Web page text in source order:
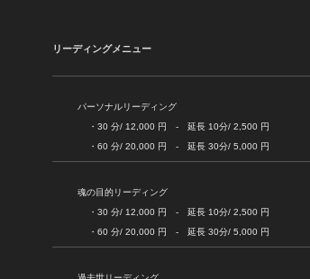
リーディングメニュー
パーソナルリーディング
・30 分/ 12,000 円 - 延長 10分/ 2,500 円
・60 分/ 20,000 円 - 延長 30分/ 5,000 円
魂の目的リーディング
・30 分/ 12,000 円 - 延長 10分/ 2,500 円
・60 分/ 20,000 円 - 延長 30分/ 5,000 円